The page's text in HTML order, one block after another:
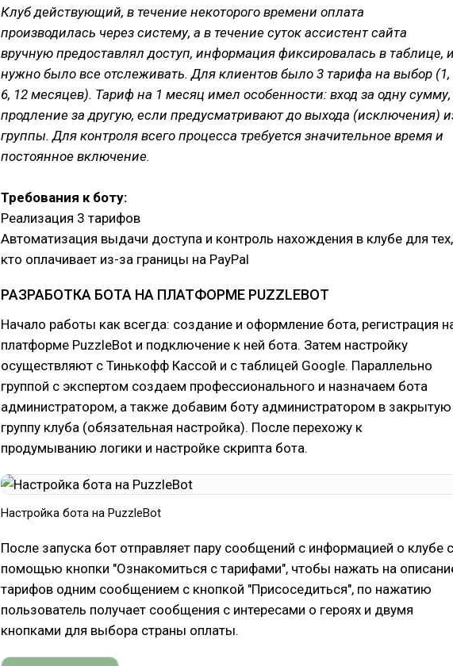
Клуб действующий, в течение некоторого времени оплата
производилась через систему, а в течение суток ассистент сайта
вручную предоставлял доступ, информация фиксировалась в таблице,
нужно было все отслеживать. Для клиентов было 3 тарифа на выбор (1,
6, 12 месяцев). Тариф на 1 месяц имел особенности: вход за одну сумму,
продление за другую, если предусматривают до выхода (исключения)
группы. Для контроля всего процесса требуется значительное время и
постоянное включение.
Требования к боту:
Реализация 3 тарифов
Автоматизация выдачи доступа и контроль нахождения в клубе для тех,
кто оплачивает из-за границы на PayPal
РАЗРАБОТКА БОТА НА ПЛАТФОРМЕ PUZZLEBOT
Начало работы как всегда: создание и оформление бота, регистрация
платформе PuzzleBot и подключение к ней бота. Затем настройку
осуществляют с Тинькофф Кассой и с таблицей Google. Параллельно
группой с экспертом создаем профессионального и назначаем бота
администратором, а также добавим боту администратором в закрытую
группу клуба (обязательная настройка). После перехожу к
продумыванию логики и настройке скрипта бота.
Настройка бота на PuzzleBot
После запуска бот отправляет пару сообщений с информацией о клубе с
помощью кнопки "Ознакомиться с тарифами", чтобы нажать на
тарифов одним сообщением с кнопкой "Присоседиться", по нажатию
пользователь получает сообщения с интересами о героях и двумя
кнопками для выбора страны оплаты.